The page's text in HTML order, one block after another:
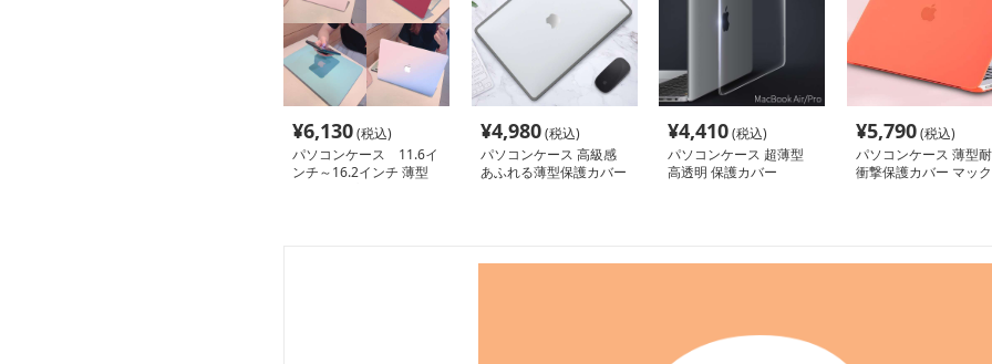
¥6,130(税込)
パソコンケース 11.6イ
ンチ～16.2インチ 薄型
¥4,980(税込)
パソコンケース 高級感
あふれる薄型保護カバー
¥4,410(税込)
パソコンケース 超薄型
高透明 保護カバー
¥5,790(税込)
パソコンケース 薄型耐
衝撃保護カバー マック